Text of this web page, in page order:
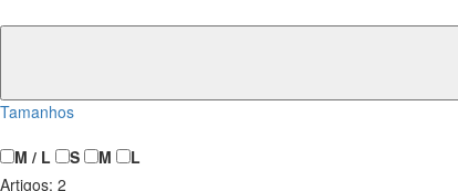
Tamanhos
M / L S M
L
Artigos: 2